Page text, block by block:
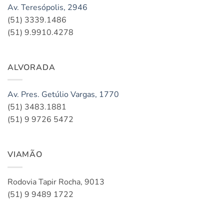
Av. Teresópolis, 2946
(51) 3339.1486
(51) 9.9910.4278
ALVORADA
Av. Pres. Getúlio Vargas, 1770
(51) 3483.1881
(51) 9 9726 5472
VIAMÃO
Rodovia Tapir Rocha, 9013
(51) 9 9489 1722